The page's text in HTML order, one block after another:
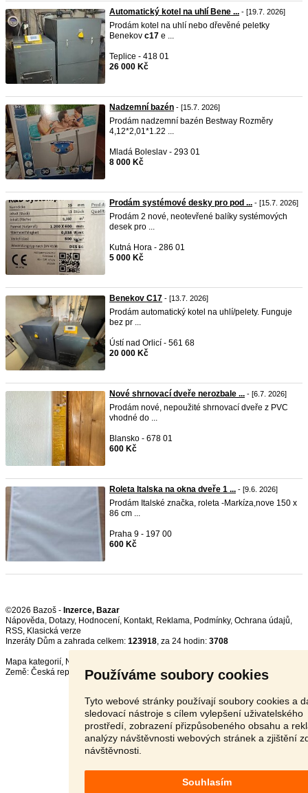
Používáme soubory cookies
Tyto webové stránky používají soubory cookies a
sledovací nástroje s cílem vylepšení uživatelského
prostředí, zobrazení přizpůsobeného obsahu a
analýzy návštěvnosti webových stránek a zjištění
návštěvnosti.
Souhlasím
Automatický kotel na uhlí Bene ... - [19.7. 2026]
Prodám kotel na uhlí nebo dřevěné peletky
Benekov c17 e ...
Teplice - 418 01
26 000 Kč
Nadzemní bazén - [15.7. 2026]
Prodám nadzemní bazén Bestway Rozměry
4,12*2,01*1.22 ...
Mladá Boleslav - 293 01
8 000 Kč
Prodám systémové desky pro pod ... - [15.7. 2026]
Prodám 2 nové, neotevřené balíky systémových
desek pro ...
Kutná Hora - 286 01
5 000 Kč
Benekov C17 - [13.7. 2026]
Prodám automatický kotel na uhlí/pelety. Funguje
bez pr ...
Ústí nad Orlicí - 561 68
20 000 Kč
Nové shrnovací dveře nerozbale ... - [6.7. 2026]
Prodám nové, nepoužité shrnovací dveře z PVC
vhodné do ...
Blansko - 678 01
600 Kč
Roleta Italska na okna dveře 1 ... - [9.6. 2026]
Prodám Italské značka, roleta -Markíza,nove 150 x
86 cm ...
Praha 9 - 197 00
600 Kč
©2026 Bazoš - Inzerce, Bazar
Nápověda, Dotazy, Hodnocení, Kontakt, Reklama, Podmínky, Ochrana údajů,
RSS,
Inzeráty Dům a zahrada celkem: 123918, za 24 hodin: 3708
Mapa kategorií, Nejvyhledávanější výrazy
Země: Česká republika,Slovensko,Polsko,Rakousko